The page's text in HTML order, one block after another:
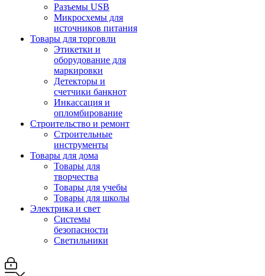
Разъемы USB
Микросхемы для
источников питания
Товары для торговли
Этикетки и
оборудование для
маркировки
Детекторы и
счетчики банкнот
Инкассация и
опломбирование
Строительство и ремонт
Строительные
инструменты
Товары для дома
Товары для
творчества
Товары для учебы
Товары для школы
Электрика и свет
Системы
безопасности
Светильники